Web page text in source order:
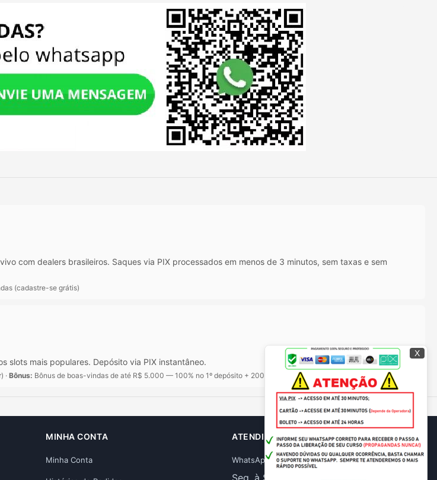
X
com dealers brasileiros. Saques via PIX processados em menos de 3 minutos, sem taxas e sem
(cadastre-se grátis)
slots mais populares. Depósito via PIX instantâneo.
· Bônus: Bônus de boas-vindas de até R$ 5.000 — 100% no 1º depósito + 200 rodadas grátis
MINHA CONTA
Minha Conta
ATENDIMENTO
WhatsApp: (61) 98348-9677